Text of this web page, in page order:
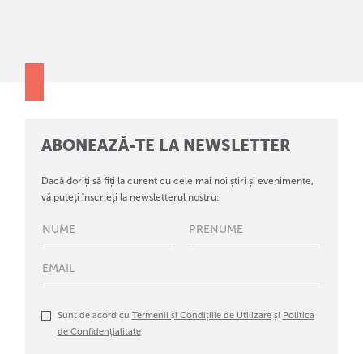
ABONEAZĂ-TE LA NEWSLETTER
Dacă doriți să fiți la curent cu cele mai noi știri și evenimente,
vă puteți înscrieți la newsletterul nostru:
Sunt de acord cu Termenii și Condițiile de Utilizareși Politica
de Confidențialitate